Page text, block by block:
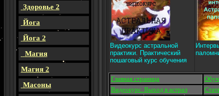
Здоровье 2
Йога
Йога 2
Магия
Магия 2
Масоны
Видеокурс астральной
практики. Практический
пошаговый курс обучения
Главная страница
Видеокурс. Выход в астрал